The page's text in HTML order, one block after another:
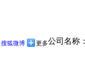
搜狐微博 更多公司名称：